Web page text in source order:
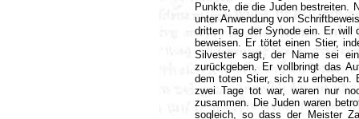
Punkte, die die Juden bestreiten.
unter Anwendung von
dritten Tag der Synode ein. Er will
beweisen. Er tötet einen Stier,
Silvester sagt, der Name sei
zurückgeben. Er vollbringt das
dem toten Stier, sich zu erheben.
zwei Tage tot war, waren nur
zusammen. Die Juden waren
sogleich, so dass der Meister